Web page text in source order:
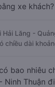
xe khách?
Lăng -
chiều dài
bao nhiêu
Ninh Thuận